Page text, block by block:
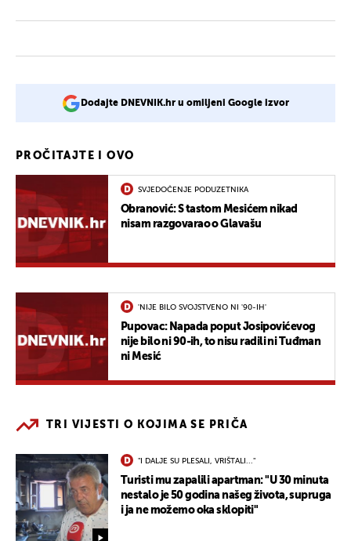
Dodajte DNEVNIK.hr u omiljeni Google izvor
PROČITAJTE I OVO
SVJEDOČENJE PODUZETNIKA
Obranović: S tastom Mesićem nikad
nisam razgovarao o Glavašu
'NIJE BILO SVOJSTVENO NI '90-IH'
Pupovac: Napada poput Josipovićevog
nije bilo ni 90-ih, to nisu radili ni Tuđman
ni Mesić
TRI VIJESTI O KOJIMA SE PRIČA
"I DALJE SU PLESALI, VRIŠTALI..."
Turisti mu zapalili apartman: "U 30 minuta
nestalo je 50 godina našeg života, supruga
i ja ne možemo oka sklopiti"